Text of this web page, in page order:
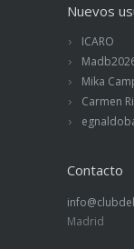
Nuevos
ICARO
Mika
Carmen
Contacto
Madrid